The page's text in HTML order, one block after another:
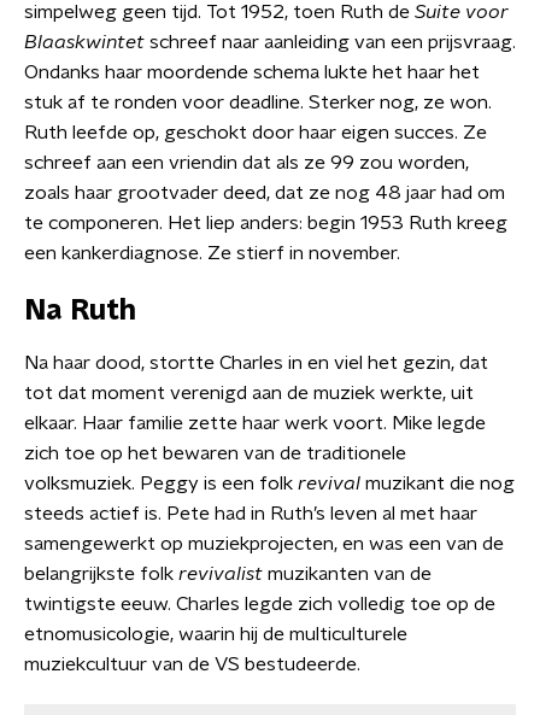
simpelweg geen tijd. Tot 1952, toen Ruth de Suite voor
Blaaskwintet schreef naar aanleiding van een prijsvraag.
Ondanks haar moordende schema lukte het haar het
stuk af te ronden voor deadline. Sterker nog, ze won.
Ruth leefde op, geschokt door haar eigen succes. Ze
schreef aan een vriendin dat als ze 99 zou worden,
zoals haar grootvader deed, dat ze nog 48 jaar had om
te componeren. Het liep anders: begin 1953 Ruth kreeg
een kankerdiagnose. Ze stierf in november.
Na Ruth
Na haar dood, stortte Charles in en viel het gezin, dat
tot dat moment verenigd aan de muziek werkte, uit
elkaar. Haar familie zette haar werk voort. Mike legde
zich toe op het bewaren van de traditionele
volksmuziek. Peggy is een folk revival muzikant die nog
steeds actief is. Pete had in Ruth’s leven al met haar
samengewerkt op muziekprojecten, en was een van de
belangrijkste folk revivalist muzikanten van de
twintigste eeuw. Charles legde zich volledig toe op de
etnomusicologie, waarin hij de multiculturele
muziekcultuur van de VS bestudeerde.